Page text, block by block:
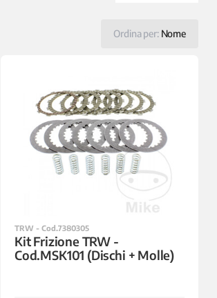
Ordina per: Nome
TRW - Cod.7380305
Kit Frizione TRW -
Cod.MSK101 (Dischi + Molle)